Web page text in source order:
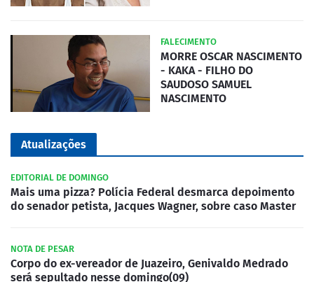
FALECIMENTO
MORRE OSCAR NASCIMENTO
- KAKA - FILHO DO
SAUDOSO SAMUEL
NASCIMENTO
Atualizações
EDITORIAL DE DOMINGO
Mais uma pizza? Polícia Federal desmarca depoimento
do senador petista, Jacques Wagner, sobre caso Master
NOTA DE PESAR
Corpo do ex-vereador de Juazeiro, Genivaldo Medrado
será sepultado nesse domingo(09)